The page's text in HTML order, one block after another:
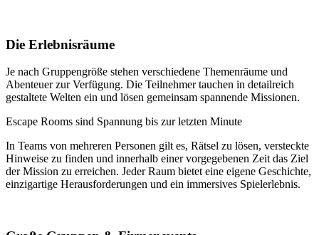
Die Erlebnisräume
Je nach Gruppengröße stehen verschiedene Themenräume und
Abenteuer zur Verfügung. Die Teilnehmer tauchen in detailreich
gestaltete Welten ein und lösen gemeinsam spannende Missionen.
Escape Rooms sind Spannung bis zur letzten Minute
In Teams von mehreren Personen gilt es, Rätsel zu lösen, versteckte
Hinweise zu finden und innerhalb einer vorgegebenen Zeit das Ziel
der Mission zu erreichen. Jeder Raum bietet eine eigene Geschichte,
einzigartige Herausforderungen und ein immersives Spielerlebnis.